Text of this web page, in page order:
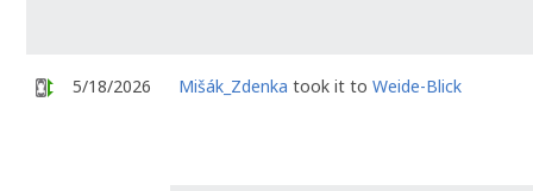
5/18/2026 Mišák_Zdenka took it to Weide-Blick